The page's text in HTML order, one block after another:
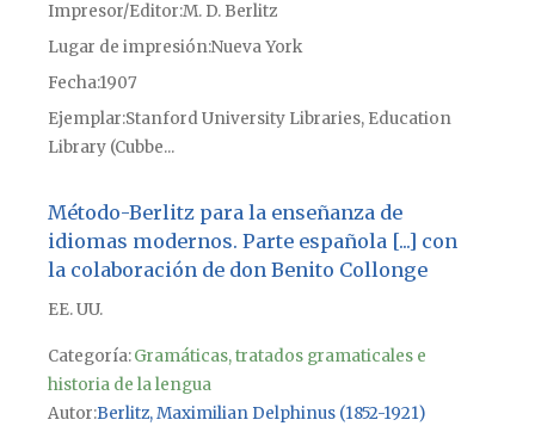
Impresor/Editor M. D. Berlitz
Lugar de impresiónNueva York
Fecha1907
Ejemplar Stanford University Libraries, Education
Library (Cubbe...
Método-Berlitz para la enseñanza de
idiomas modernos. Parte española [...] con
la colaboración de don Benito Collonge
EE. UU.
Categoría:Gramáticas, tratados gramaticales e
historia de la lengua
Autor Berlitz, Maximilian Delphinus (1852-1921)